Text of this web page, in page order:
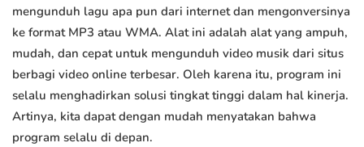
mengunduh lagu apa pun dari internet dan mengonversinya
ke format MP3 atau WMA. Alat ini adalah alat yang ampuh,
mudah, dan cepat untuk mengunduh video musik dari situs
berbagi video online terbesar. Oleh karena itu, program ini
selalu menghadirkan solusi tingkat tinggi dalam hal kinerja.
Artinya, kita dapat dengan mudah menyatakan bahwa
program selalu di depan.